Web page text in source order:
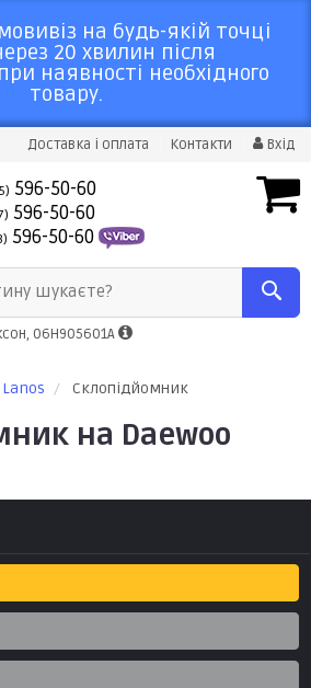
на будь-якій точці
20 хвилин після
наявності необхідного
товару.
Доставка і оплата Контакти Вхід
596-50-60
596-50-60
596-50-60
шукаєте?
06H905601A
Lanos Склопідйомник
на Daewoo